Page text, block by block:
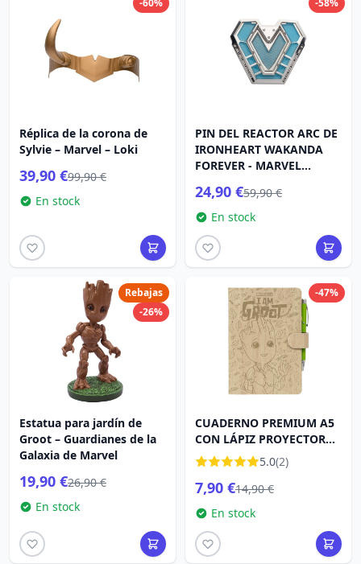
-60%
Réplica de la corona de
Sylvie – Marvel – Loki
39,90 €99,90 €
En stock
-58%
PIN DEL REACTOR ARC DE
IRONHEART WAKANDA
FOREVER - MARVEL
24,90 €59,90 €
En stock
Rebajas
-26%
Estatua para jardín de
Groot – Guardianes de la
Galaxia de Marvel
19,90 €26,90 €
En stock
-47%
CUADERNO PREMIUM A5
CON LÁPIZ PROYECTOR
GROOT - MARVEL
5.0(2)
7,90 €14,90 €
En stock